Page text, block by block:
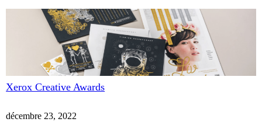
Xerox Creative Awards
décembre 23, 2022